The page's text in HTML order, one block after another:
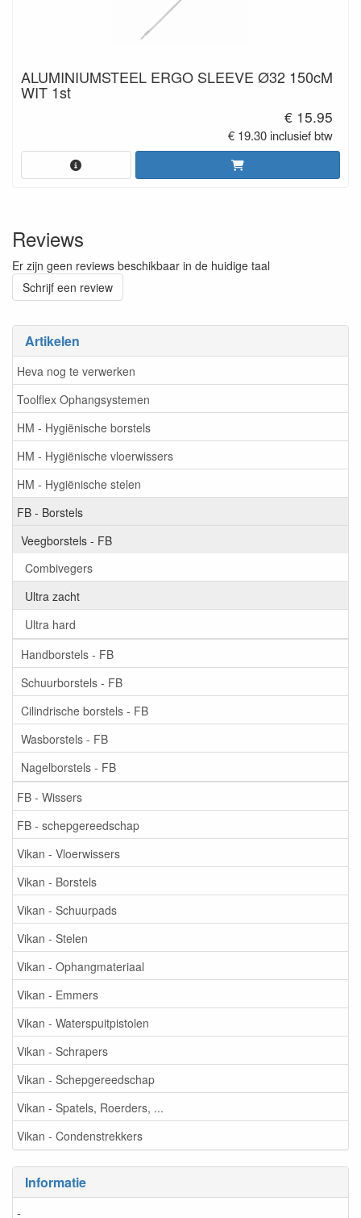
Artikelen
Heva nog te verwerken
Toolflex Ophangsystemen
HM - Hygiënische borstels
HM - Hygiënische vloerwissers
HM - Hygiënische stelen
FB - Borstels
Veegborstels - FB
Combivegers
Ultra zacht
Ultra hard
Handborstels - FB
Schuurborstels - FB
Cilindrische borstels - FB
Wasborstels - FB
Nagelborstels - FB
FB - Wissers
FB - schepgereedschap
Vikan - Vloerwissers
Vikan - Borstels
Vikan - Schuurpads
Vikan - Stelen
Vikan - Ophangmateriaal
Vikan - Emmers
Vikan - Waterspuitpistolen
Vikan - Schrapers
Vikan - Schepgereedschap
Vikan - Spatels, Roerders, ...
Vikan - Condenstrekkers
Informatie
-
ALUMINIUMSTEEL ERGO SLEEVE Ø32 150cM
WIT 1st
€ 15.95
€ 19.30 inclusief btw
Reviews
Er zijn geen reviews beschikbaar in de huidige taal
Schrijf een review